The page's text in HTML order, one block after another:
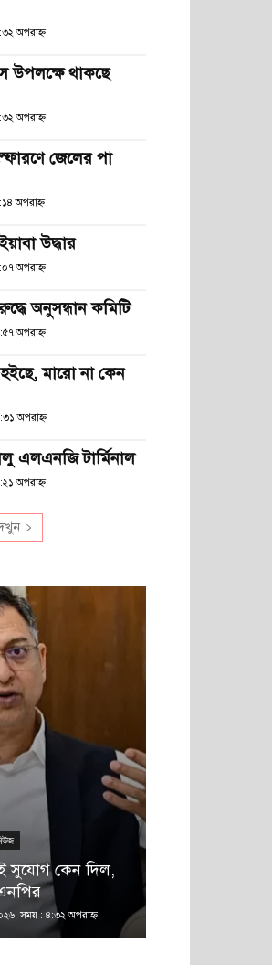
অপরাহ্ণ
উপলক্ষে থাকছে
অপরাহ্ণ
জেলের পা
অপরাহ্ণ
উদ্ধার
অপরাহ্ণ
অনুসন্ধান কমিটি
অপরাহ্ণ
মারো না কেন
অপরাহ্ণ
এলএনজি টার্মিনাল
অপরাহ্ণ
সুযোগ কেন দিল,
সময় : ৪:৩২ অপরাহ্ণ